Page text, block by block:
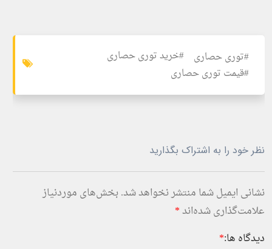
#توری حصاری #خرید توری حصاری
#قیمت توری حصاری
نظر خود را به اشتراک بگذارید
نشانی ایمیل شما منتشر نخواهد شد. بخش‌های موردنیاز
علامت‌گذاری شده‌اند*
دیدگاه ها:*